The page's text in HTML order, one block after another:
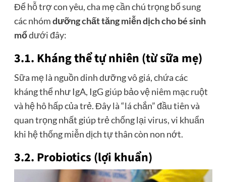
Để hỗ trợ con yêu, cha mẹ cần chú trọng bổ sung
các nhómdưỡng chất tăng miễn dịch cho bé sinh
mổdưới đây:
3.1. Kháng thể tự nhiên (từ sữa mẹ)
Sữa mẹ là nguồn dinh dưỡng vô giá, chứa các
kháng thể như IgA, IgG giúp bảo vệ niêm mạc ruột
và hệ hô hấp của trẻ. Đây là “lá chắn” đầu tiên và
quan trọng nhất giúp trẻ chống lại virus, vi khuẩn
khi hệ thống miễn dịch tự thân còn non nớt.
3.2. Probiotics (lợi khuẩn)